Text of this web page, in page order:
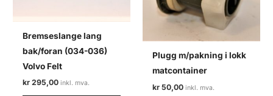
Bremseslange lang
bak/foran (034-036)
Volvo Felt
kr 295,00
Plugg m/pakning i lokk
matcontainer
kr 50,00